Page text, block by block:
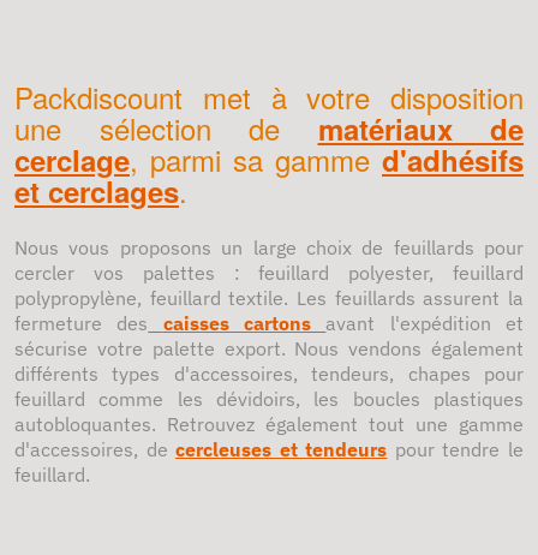
Packdiscount met à votre disposition
une sélection de matériaux de
cerclage, parmi sa gammed'adhésifs
et cerclages.
Nous vous proposons un large choix de feuillards pour
cercler vos palettes : feuillard polyester, feuillard
polypropylène, feuillard textile. Les feuillards assurent la
fermeture des
caisses cartons
avant l'expédition et
sécurise votre palette export. Nous vendons également
différents types d'accessoires, tendeurs, chapes pour
feuillard comme les dévidoirs, les boucles plastiques
autobloquantes. Retrouvez également tout une gamme
d'accessoires, de cercleuses et tendeurs pour tendre le
feuillard.